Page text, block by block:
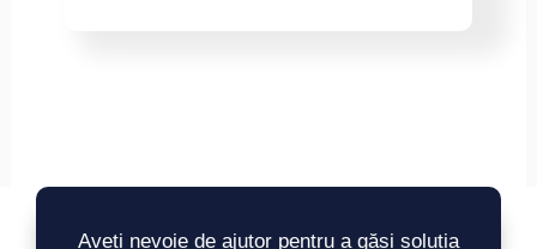
Aveți nevoie de ajutor pentru a găsi soluția